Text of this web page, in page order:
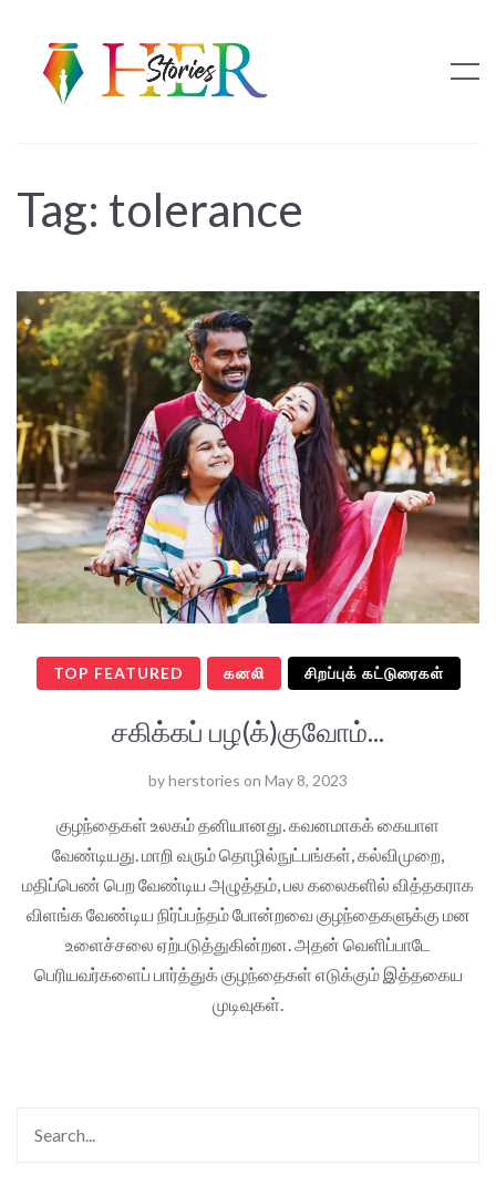
Tag: tolerance
TOP FEATURED கனலி சிறப்புக் கட்டுரைகள்
சகிக்கப் பழ(க்)குவோம்...
byherstories on May 8, 2023
குழந்தைகள் உலகம் தனியானது. கவனமாகக் கையாள
வேண்டியது. மாறி வரும் தொழில்நுட்பங்கள், கல்விமுறை,
மதிப்பெண் பெற வேண்டிய அழுத்தம், பல கலைகளில் வித்தகராக
விளங்க வேண்டிய நிர்ப்பந்தம் போன்றவை குழந்தைகளுக்கு மன
உளைச்சலை ஏற்படுத்துகின்றன. அதன் வெளிப்பாடே
பெரியவர்களைப் பார்த்துக் குழந்தைகள் எடுக்கும் இத்தகைய
முடிவுகள்.